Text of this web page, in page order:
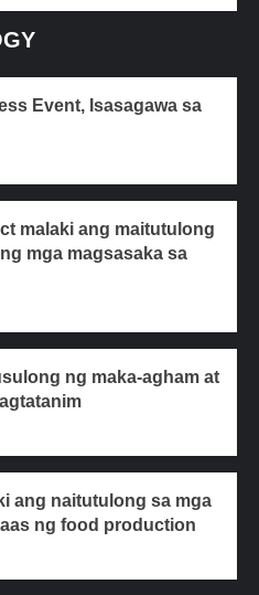
Event, Isasagawa sa
malaki ang maitutulong
mga magsasaka sa
ng maka-agham at
ang naitutulong sa mga
ng food production